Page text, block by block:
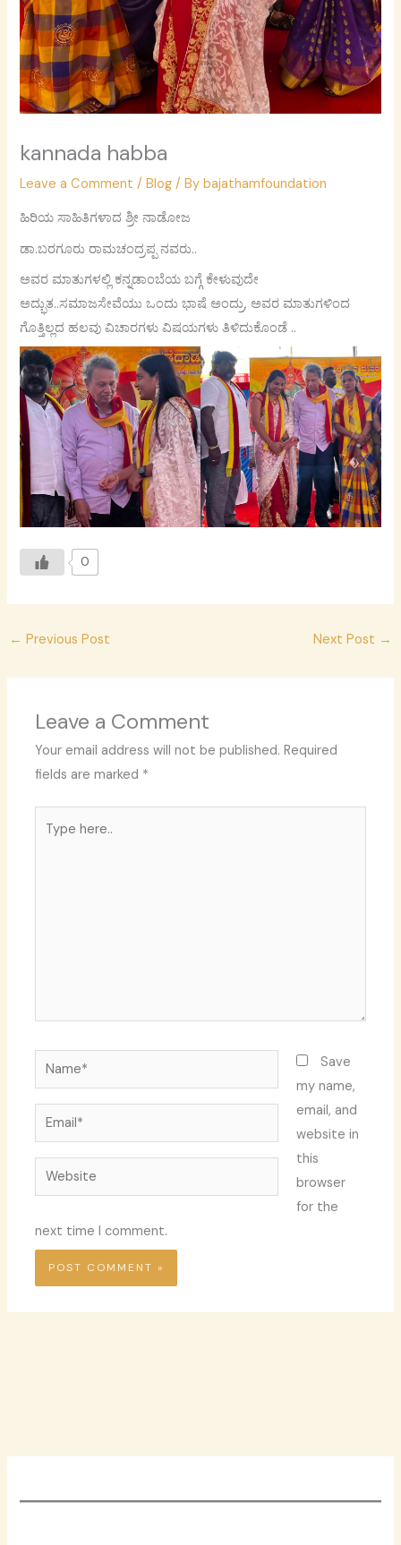
kannada habba
Leave a Comment /Blog / Bybajathamfoundation
ಹಿರಿಯ ಸಾಹಿತಿಗಳಾದ ಶ್ರೀ ನಾಡೋಜ
ಡಾ.ಬರಗೂರು ರಾಮಚಂದ್ರಪ್ಪ ನವರು..
ಅವರ ಮಾತುಗಳಲ್ಲಿ ಕನ್ನಡಾಂಬೆಯ ಬಗ್ಗೆ ಕೇಳುವುದೇ
ಅದ್ಭುತ..ಸಮಾಜಸೇವೆಯು ಒಂದು ಭಾಷೆ ಅಂದ್ರು, ಅವರ ಮಾತುಗಳಿಂದ
ಗೊತ್ತಿಲ್ಲದ ಹಲವು ವಿಚಾರಗಳು ವಿಷಯಗಳು ತಿಳಿದುಕೊಂಡೆ ..
0
← Previous Post Next Post →
Leave a Comment
Your email address will not be published. Required
fields are marked *
here..
Name*
Email*
Website
Save
my name,
email, and
website in
this
browser
for the
next time I comment.